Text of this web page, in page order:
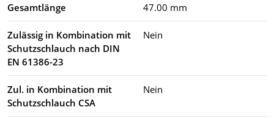
Gesamtlänge 47.00 mm
Zulässig in Kombination mit
Schutzschlauch nach DIN
EN 61386-23
Nein
Zul. in Kombination mit
Schutzschlauch CSA
Nein